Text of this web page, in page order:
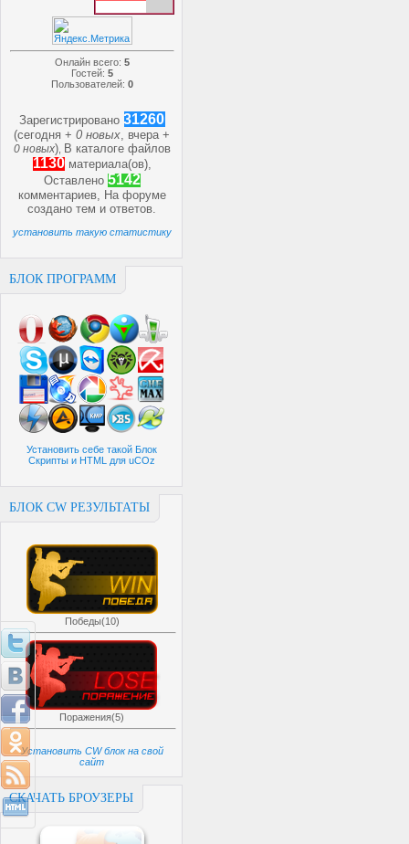
Онлайн всего: 5
Гостей: 5
Пользователей: 0
Зарегистрировано 31260
(сегодня +0 новых, вчера +
0 новых) В каталоге файлов
1130 материала(ов),
Оставлено 5142
комментариев, На форуме
созданотем иответов.
установить такую статистику
БЛОК ПРОГРАММ
Установить себе такой Блок
Скрипты и HTML для uCOz
БЛОК CW РЕЗУЛЬТАТЫ
Победы(10)
Поражения(5)
Установить CW блок на свой
сайт
СКАЧАТЬ БРОУЗЕРЫ